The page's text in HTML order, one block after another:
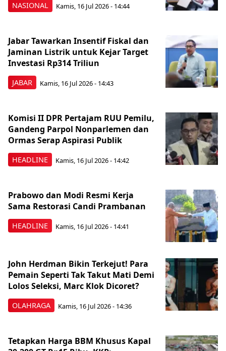
NASIONAL Kamis, 16 Jul 2026 - 14:44
JABAR
Jabar Tawarkan Insentif Fiskal dan
Jaminan Listrik untuk Kejar Target
Investasi Rp314 Triliun
Kamis, 16 Jul 2026 - 14:43
HEADLINE
Komisi II DPR Pertajam RUU Pemilu,
Gandeng Parpol Nonparlemen dan
Ormas Serap Aspirasi Publik
Kamis, 16 Jul 2026 - 14:42
HEADLINE
Prabowo dan Modi Resmi Kerja
Sama Restorasi Candi Prambanan
Kamis, 16 Jul 2026 - 14:41
OLAHRAGA
John Herdman Bikin Terkejut! Para
Pemain Seperti Tak Takut Mati Demi
Lolos Seleksi, Marc Klok Dicoret?
Kamis, 16 Jul 2026 - 14:36
Tetapkan Harga BBM Khusus Kapal